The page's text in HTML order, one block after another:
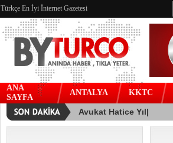
Türkçe En İyi İnternet Gazetesi
ANA
SAYFA
ANTALYA KKTC